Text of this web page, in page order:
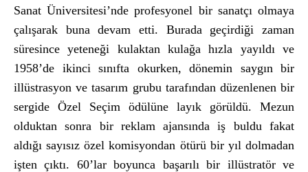
Sanat Üniversitesi’nde profesyonel bir sanatçı olmaya
çalışarak buna devam etti. Burada geçirdiği zaman
süresince yeteneği kulaktan kulağa hızla yayıldı ve
1958’de ikinci sınıfta okurken, dönemin saygın bir
illüstrasyon ve tasarım grubu tarafından düzenlenen bir
sergide Özel Seçim ödülüne layık görüldü. Mezun
olduktan sonra bir reklam ajansında iş buldu fakat
aldığı sayısızözel komisyondan ötürü bir yıl dolmadan
iştençıktı. 60’lar boyunca başarılı bir illüstratör ve